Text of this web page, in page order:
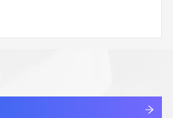
查看详情